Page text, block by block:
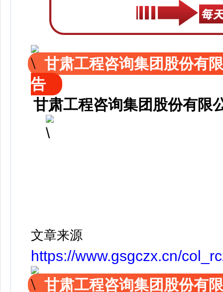
甘肃工程咨询集团股份有
告
甘肃工程咨询集团股份有限
文章来源
https://www.gsgczx.cn/
甘肃工程咨询集团股份有